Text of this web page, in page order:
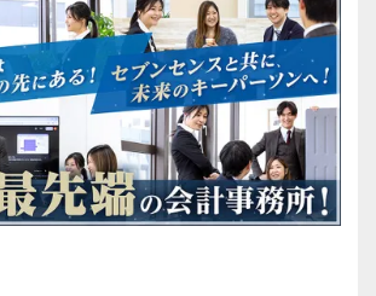
企業から少しずつ慣れていき、
の高い案件にもチャレンジしてい
＆働きやすさも完備していま
お休み。残業も繁忙期以外は1日
型的な税務だけでなく、コミュニ
通じて出てくるお客様のお悩みに
す。
税務による通関や貿易、海外移
・吸収（M＆A）による手続きな
ないことをやるケースも少なく